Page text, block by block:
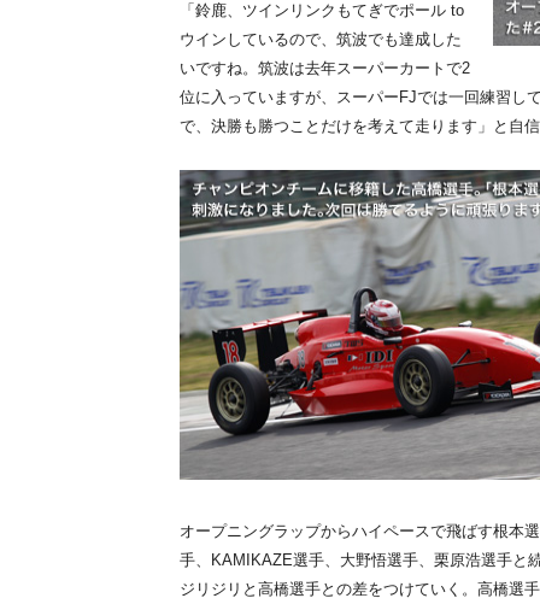
「鈴鹿、ツインリンクもてぎでポール to
ウインしているので、筑波でも達成した
いですね。筑波は去年スーパーカートで2
位に入っていますが、スーパーFJでは一回練習し
で、決勝も勝つことだけを考えて走ります」と自
オープニングラップからハイペースで飛ばす根本
手、KAMIKAZE選手、大野悟選手、栗原浩選手と
ジリジリと高橋選手との差をつけていく。高橋選